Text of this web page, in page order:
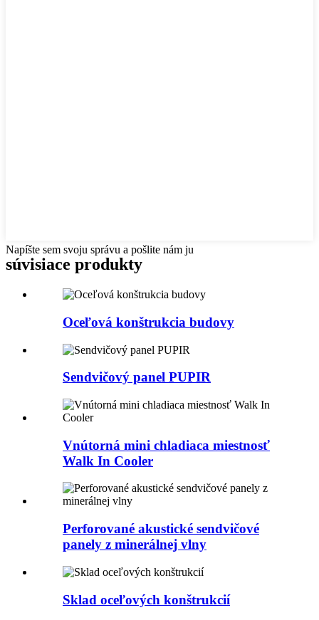
Napíšte sem svoju správu a pošlite nám ju
súvisiace produkty
Oceľová konštrukcia budovy
Sendvičový panel PUPIR
Vnútorná mini chladiaca miestnosť
Walk In Cooler
Perforované akustické sendvičové
panely z minerálnej vlny
Sklad oceľových konštrukcií